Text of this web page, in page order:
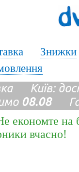
Знижки
Київ:
08.08
на
вчасно!